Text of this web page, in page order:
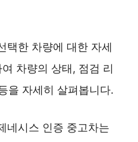
택한 차량에 대한 자세
차량의 상태, 점검 리
을 자세히 살펴봅니다.
네시스 인증 중고차는